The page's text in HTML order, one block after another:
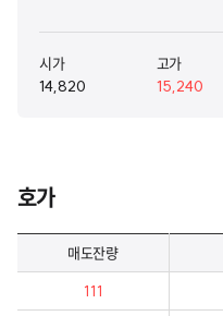
시가
14,820
고가
15,240
호가
매도잔량
111